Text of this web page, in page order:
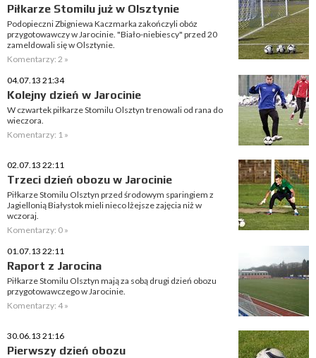
Piłkarze Stomilu już w Olsztynie
Podopieczni Zbigniewa Kaczmarka zakończyli obóz
przygotowawczy w Jarocinie. "Biało-niebiescy" przed 20
zameldowali się w Olsztynie.
Komentarzy: 2 »
04.07.13 21:34
Kolejny dzień w Jarocinie
W czwartek piłkarze Stomilu Olsztyn trenowali od rana do
wieczora.
Komentarzy: 1 »
02.07.13 22:11
Trzeci dzień obozu w Jarocinie
Piłkarze Stomilu Olsztyn przed środowym sparingiem z
Jagiellonią Białystok mieli nieco lżejsze zajęcia niż w
wczoraj.
Komentarzy: 0 »
01.07.13 22:11
Raport z Jarocina
Piłkarze Stomilu Olsztyn mają za sobą drugi dzień obozu
przygotowawczego w Jarocinie.
Komentarzy: 4 »
30.06.13 21:16
Pierwszy dzień obozu